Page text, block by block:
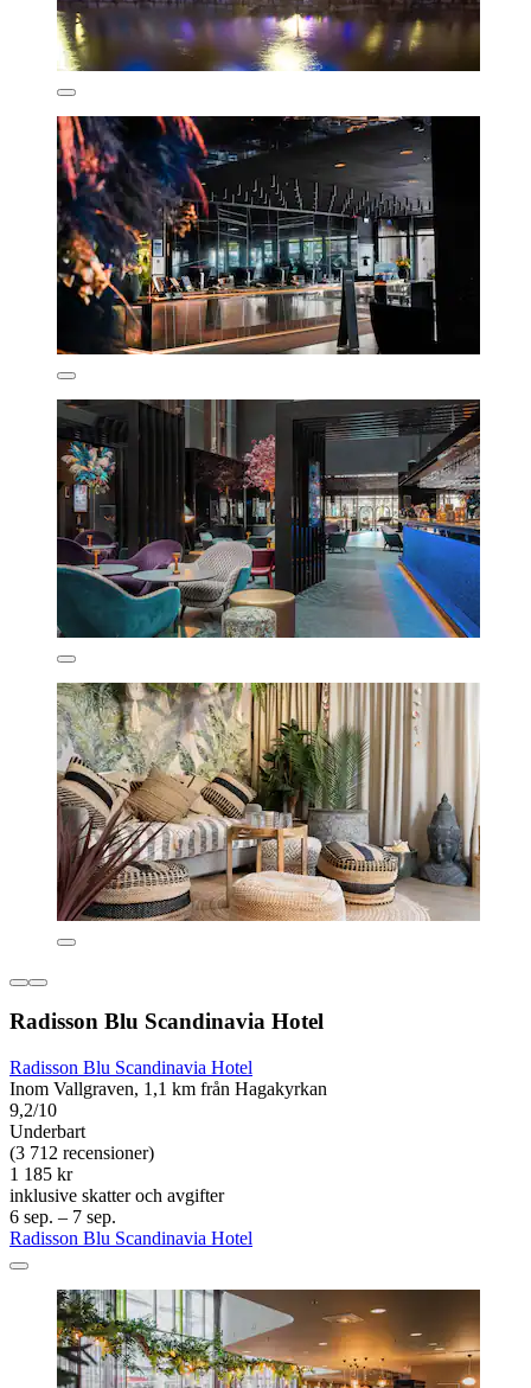
Radisson Blu Scandinavia Hotel
Radisson Blu Scandinavia Hotel
Inom Vallgraven, 1,1 km från Hagakyrkan
9,2/10
Underbart
(3 712 recensioner)
1 185 kr
inklusive skatter och avgifter
6 sep. – 7 sep.
Radisson Blu Scandinavia Hotel